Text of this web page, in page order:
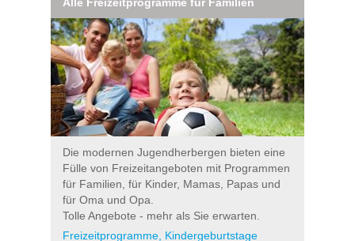
Alle Freizeitprogramme für Familien
Die modernen Jugendherbergen bieten eine
Fülle von Freizeitangeboten mit Programmen
für Familien, für Kinder, Mamas, Papas und
für Oma und Opa.
Tolle Angebote - mehr als Sie erwarten.
Freizeitprogramme, Kindergeburtstage